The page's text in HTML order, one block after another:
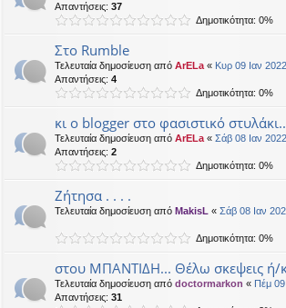
Απαντήσεις: 37
Δημοτικότητα: 0%
Στο Rumble
Τελευταία δημοσίευση από ArELa « Κυρ 09 Ιαν
Απαντήσεις: 4
Δημοτικότητα: 0%
κι ο blogger στο φασιστικό στυλάκι..
Τελευταία δημοσίευση από ArELa « Σάβ 08 Ιαν
Απαντήσεις: 2
Δημοτικότητα: 0%
Ζήτησα . . . .
Τελευταία δημοσίευση από MakisL « Σάβ 08 Ιαν
Δημοτικότητα: 0%
στου ΜΠΑΝΤΙΔΗ... Θέλω σκεψεις ή/
Τελευταία δημοσίευση από doctormarkon « Πέμ
Απαντήσεις: 31